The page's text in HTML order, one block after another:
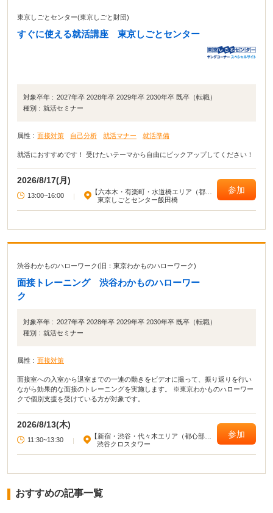
東京しごとセンター(東京しごと財団)
すぐに使える就活講座 東京しごとセンター
対象卒年 : 2027年卒 2028年卒 2029年卒 2030年卒 既卒（転職）
種別 : 就活セミナー
属性 : 面接対策 自己分析 就活マナー 就活準備
就活におすすめです！ 受けたいテーマから自由にピックアップしてください！
2026/8/17(月)
13:00~16:00 |
【六本木・有楽町・水道橋エリア（都心
部東部）】
東京しごとセンター飯田橋
参加
渋谷わかものハローワーク(旧：東京わかものハローワーク)
面接トレーニング 渋谷わかものハローワー
ク
対象卒年 : 2027年卒 2028年卒 2029年卒 2030年卒 既卒（転職）
種別 : 就活セミナー
属性 : 面接対策
面接室への入室から退室までの一連の動きをビデオに撮って、振り返りを行い
ながら効果的な面接のトレーニングを実施します。 ※東京わかものハローワー
クで個別支援を受けている方が対象です。
2026/8/13(木)
11:30~13:30 |
【新宿・渋谷・代々木エリア（都心部西
部）】
渋谷クロスタワー
参加
おすすめの記事一覧